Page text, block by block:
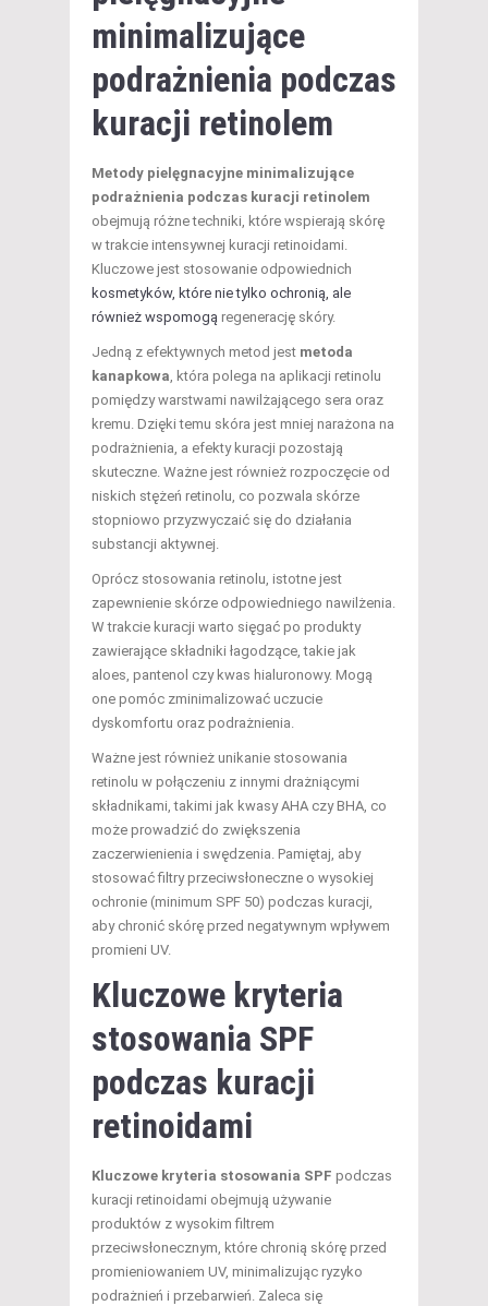
minimalizujące
podrażnienia podczas
kuracji retinolem
Metody pielęgnacyjne minimalizujące
podrażnienia podczas kuracji retinolem
obejmują różne techniki, które wspierają skórę
w trakcie intensywnej kuracji retinoidami.
Kluczowe jest stosowanie odpowiednich
kosmetyków, które nie tylko ochronią, ale
również wspomogą regenerację skóry.
Jedną z efektywnych metod jest metoda
kanapkowa, która polega na aplikacji retinolu
pomiędzy warstwami nawilżającego sera oraz
kremu. Dzięki temu skóra jest mniej narażona na
podrażnienia, a efekty kuracji pozostają
skuteczne. Ważne jest również rozpoczęcie od
niskich stężeń retinolu, co pozwala skórze
stopniowo przyzwyczaić się do działania
substancji aktywnej.
Oprócz stosowania retinolu, istotne jest
zapewnienie skórze odpowiedniego nawilżenia.
W trakcie kuracji warto sięgać po produkty
zawierające składniki łagodzące, takie jak
aloes, pantenol czy kwas hialuronowy. Mogą
one pomóc zminimalizować uczucie
dyskomfortu oraz podrażnienia.
Ważne jest również unikanie stosowania
retinolu w połączeniu z innymi drażniącymi
składnikami, takimi jak kwasy AHA czy BHA, co
może prowadzić do zwiększenia
zaczerwienienia i swędzenia. Pamiętaj, aby
stosować filtry przeciwsłoneczne o wysokiej
ochronie (minimum SPF 50) podczas kuracji,
aby chronić skórę przed negatywnym wpływem
promieni UV.
Kluczowe kryteria
stosowania SPF
podczas kuracji
retinoidami
Kluczowe kryteria stosowania SPF podczas
kuracji retinoidami obejmują używanie
produktów z wysokim filtrem
przeciwsłonecznym, które chronią skórę przed
promieniowaniem UV, minimalizując ryzyko
podrażnień i przebarwień. Zaleca się